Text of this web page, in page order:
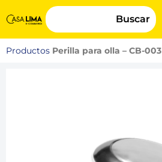
Buscar
Productos Perilla para olla – CB-003